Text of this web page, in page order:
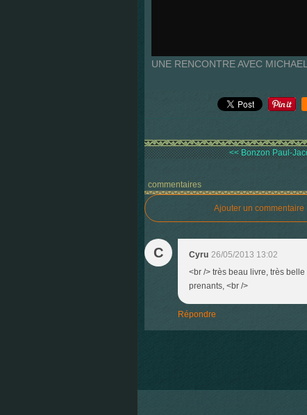
UNE RENCONTRE AVEC
<< Bonzon Paul-
commentaires
Ajouter un commentaire
C Cyru 26/05/2013 13:02
<br /> très beau livre, très
prenants, <br />
Répondre